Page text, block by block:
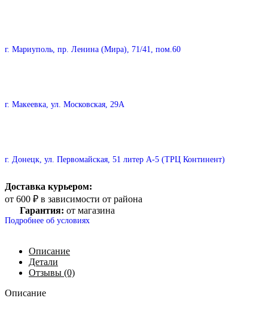
г. Мариуполь, пр. Ленина (Мира), 71/41, пом.60
г. Макеевка, ул. Московская, 29А
г. Донецк, ул. Первомайская, 51 литер А-5 (ТРЦ Континент)
Доставка курьером:
от 600 ₽ в зависимости от района
Гарантия: от магазина
Подробнее об условиях
Описание
Детали
Отзывы (0)
Описание